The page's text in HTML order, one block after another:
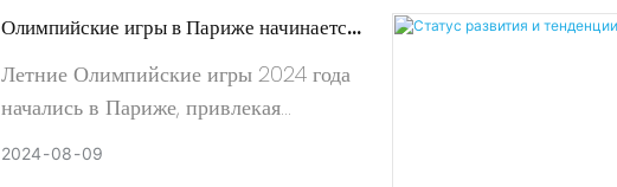
Олимпийские игры в Париже начинается
экраны плетения визуальной мечты на
берегах Сены
Летние Олимпийские игры 2024 года
начались в Париже, привлекая
миллионы зрителей по всему миру. Как
2024 08 09